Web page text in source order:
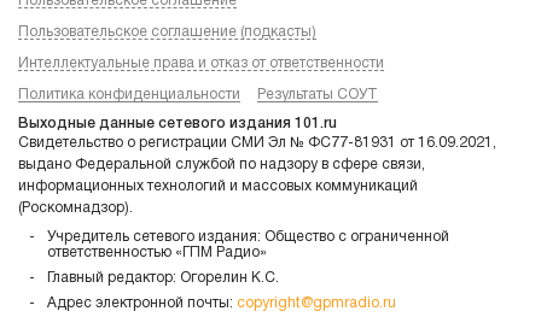
Пользовательское соглашение (подкасты)
Интеллектуальные права и отказ от ответственности
Политика конфиденциальности Результаты СОУТ
Выходные данные сетевого издания 101.ru
Свидетельство о регистрации СМИ Эл № ФС77-81931 от 16.09.2021,
выдано Федеральной службой по надзору в сфере связи,
информационных технологий и массовых коммуникаций
(Роскомнадзор).
Учредитель сетевого издания: Общество с ограниченной
ответственностью «ГПМ Радио»
Главный редактор: Огорелин К.С.
Адрес электронной почты: copyright@gpmradio.ru